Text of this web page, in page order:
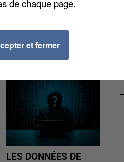
LES DONNÉES DE
de chaque page.
et fermer